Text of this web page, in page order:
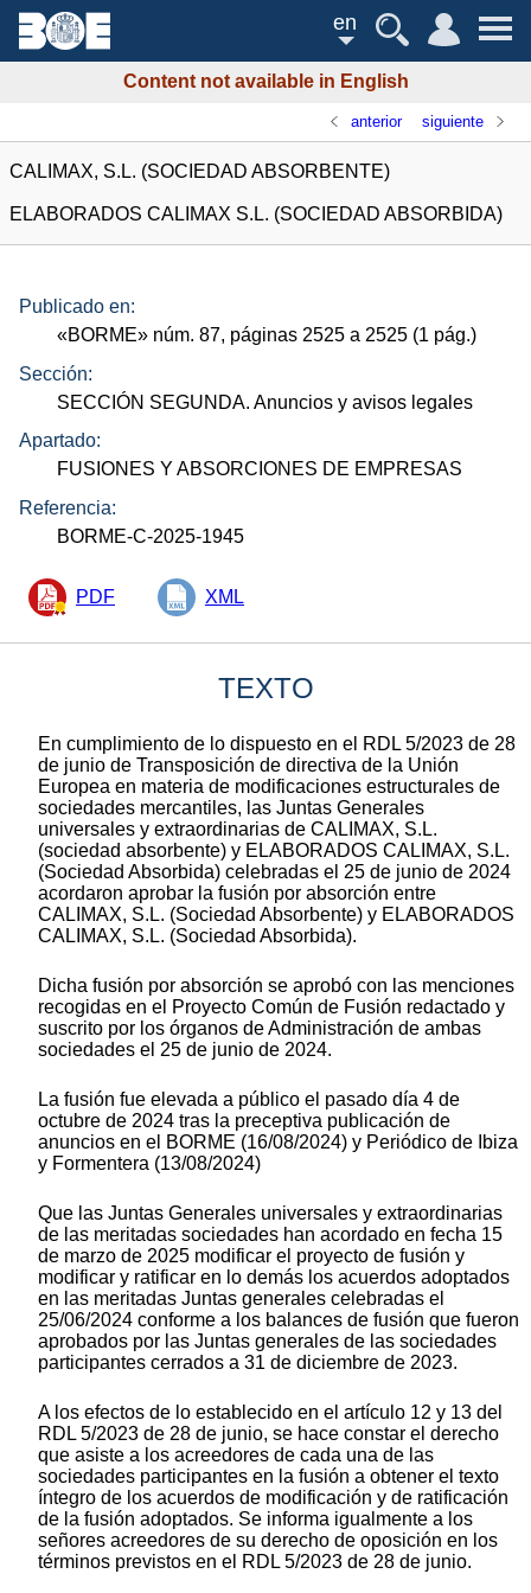
en
Content not available in English
anterior siguiente
CALIMAX, S.L. (SOCIEDAD ABSORBENTE)
ELABORADOS CALIMAX S.L. (SOCIEDAD ABSORBIDA)
Publicado en:
«BORME» núm. 87, páginas 2525 a 2525 (1 pág.)
Sección:
SECCIÓN SEGUNDA. Anuncios y avisos legales
Apartado:
FUSIONES Y ABSORCIONES DE EMPRESAS
Referencia:
BORME-C-2025-1945
PDF XML
TEXTO
En cumplimiento de lo dispuesto en el RDL 5/2023 de 28
de junio de Transposición de directiva de la Unión
Europea en materia de modificaciones estructurales de
sociedades mercantiles, las Juntas Generales
universales y extraordinarias de CALIMAX, S.L.
(sociedad absorbente) y ELABORADOS CALIMAX, S.L.
(Sociedad Absorbida) celebradas el 25 de junio de 2024
acordaron aprobar la fusión por absorción entre
CALIMAX, S.L. (Sociedad Absorbente) y ELABORADOS
CALIMAX, S.L. (Sociedad Absorbida).
Dicha fusión por absorción se aprobó con las menciones
recogidas en el Proyecto Común de Fusión redactado y
suscrito por los órganos de Administración de ambas
sociedades el 25 de junio de 2024.
La fusión fue elevada a público el pasado día 4 de
octubre de 2024 tras la preceptiva publicación de
anuncios en el BORME (16/08/2024) y Periódico de Ibiza
y Formentera (13/08/2024)
Que las Juntas Generales universales y extraordinarias
de las meritadas sociedades han acordado en fecha 15
de marzo de 2025 modificar el proyecto de fusión y
modificar y ratificar en lo demás los acuerdos adoptados
en las meritadas Juntas generales celebradas el
25/06/2024 conforme a los balances de fusión que fueron
aprobados por las Juntas generales de las sociedades
participantes cerrados a 31 de diciembre de 2023.
A los efectos de lo establecido en el artículo 12 y 13 del
RDL 5/2023 de 28 de junio, se hace constar el derecho
que asiste a los acreedores de cada una de las
sociedades participantes en la fusión a obtener el texto
íntegro de los acuerdos de modificación y de ratificación
de la fusión adoptados. Se informa igualmente a los
señores acreedores de su derecho de oposición en los
términos previstos en el RDL 5/2023 de 28 de junio.